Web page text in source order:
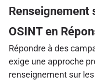
Renseignement
OSINT en
Répondre à des
exige une approche
renseignement sur